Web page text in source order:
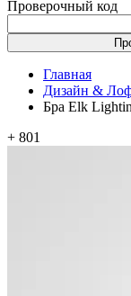
Проверочный код
Главная
Дизайн &
Бра Elk
+ 801